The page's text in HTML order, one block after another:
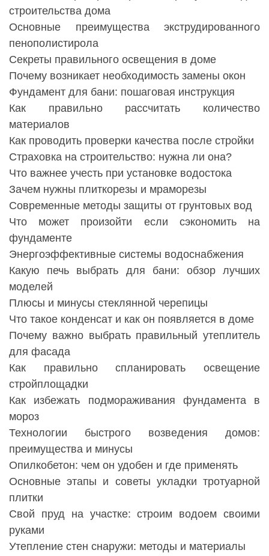
строительства дома
Основные преимущества экструдированного
пенополистирола
Секреты правильного освещения в доме
Почему возникает необходимость замены окон
Фундамент для бани: пошаговая инструкция
Как правильно рассчитать количество
материалов
Как проводить проверки качества после стройки
Страховка на строительство: нужна ли она?
Что важнее учесть при установке водостока
Зачем нужны плиткорезы и мраморезы
Современные методы защиты от грунтовых вод
Что может произойти если сэкономить на
фундаменте
Энергоэффективные системы водоснабжения
Какую печь выбрать для бани: обзор лучших
моделей
Плюсы и минусы стеклянной черепицы
Что такое конденсат и как он появляется в доме
Почему важно выбрать правильный утеплитель
для фасада
Как правильно спланировать освещение
стройплощадки
Как избежать подмораживания фундамента в
мороз
Технологии быстрого возведения домов:
преимущества и минусы
Опилкобетон: чем он удобен и где применять
Основные этапы и советы укладки тротуарной
плитки
Свой пруд на участке: строим водоем своими
руками
Утепление стен снаружи: методы и материалы